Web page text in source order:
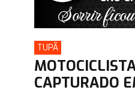
TUPÃ
CAPTURADO